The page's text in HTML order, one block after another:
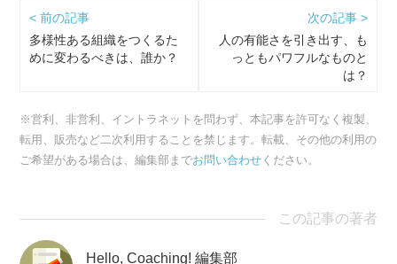
< 前の記事
多様性ある組織をつくるた
めに変わるべきは、誰か？
次の記事 >
人の有能さを引き出す、も
っともパワフルなものと
は？
※営利、非営利、イントラネットを問わず、本記事を許可なく複製、
転用、販売など二次利用することを禁じます。転載、その他の利用の
ご希望がある場合は、編集部までお問い合わせ ください。
この記事の著者
Hello, Coaching! 編集部